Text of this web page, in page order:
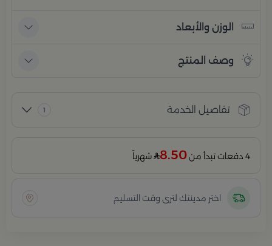
الوزن والأبعاد
وصف المنتج
تفاصيل الخدمة 1
4 دفعات تبدأ من 8.50 شهرياً
اختر مدينتك لترى وقت التسليم